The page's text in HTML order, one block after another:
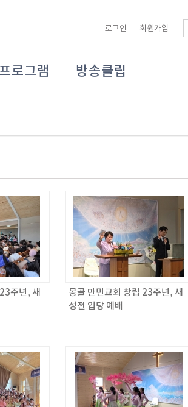
로그인 회원가입
프로그램 방송클립
주년, 새
몽골 만민교회 창립 23주년, 새
성전 입당 예배